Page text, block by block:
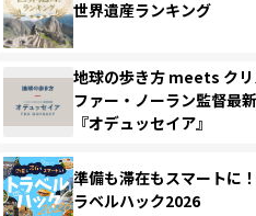
世界遺産ランキング
地球の歩き方 meets クリ
ファー・ノーラン監督最
『オデュッセイア』
準備も滞在もスマートに
ラベルハック2026